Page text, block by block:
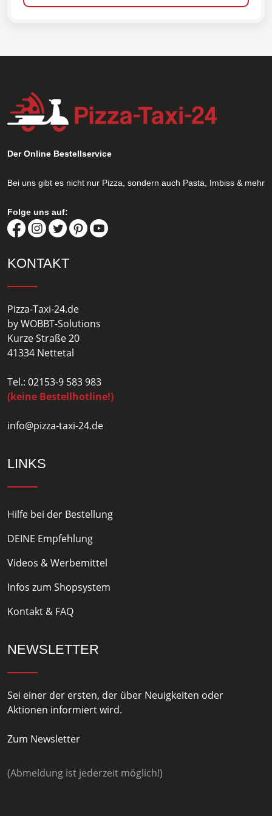
Der Online Bestellservice
Bei uns gibt es nicht nur Pizza, sondern auch Pasta, Imbiss & mehr
Folge uns auf:
KONTAKT
Pizza-Taxi-24.de
by WOBBT-Solutions
Kurze Straße 20
41334 Nettetal
Tel.: 02153-9 583 983
(keine Bestellhotline!)
info@pizza-taxi-24.de
LINKS
Hilfe bei der Bestellung
DEINE Empfehlung
Videos & Werbemittel
Infos zum Shopsystem
Kontakt & FAQ
NEWSLETTER
Sei einer der ersten, der über Neuigkeiten oder
Aktionen informiert wird.
Zum Newsletter
(Abmeldung ist jederzeit möglich!)